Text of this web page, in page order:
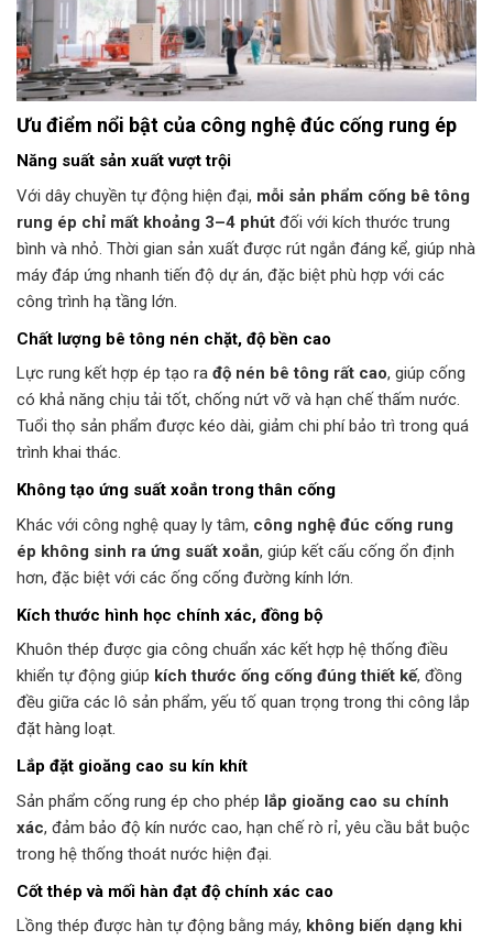
Ưu điểm nổi bật của công nghệ đúc cống rung ép
Năng suất sản xuất vượt trội
Với dây chuyền tự động hiện đại, mỗi sản phẩm cống bê tông
rung ép chỉ mất khoảng 3–4 phút đối với kích thước trung
bình và nhỏ. Thời gian sản xuất được rút ngắn đáng kể, giúp nhà
máy đáp ứng nhanh tiến độ dự án, đặc biệt phù hợp với các
công trình hạ tầng lớn.
Chất lượng bê tông nén chặt, độ bền cao
Lực rung kết hợp ép tạo ra độ nén bê tông rất cao, giúp cống
có khả năng chịu tải tốt, chống nứt vỡ và hạn chế thấm nước.
Tuổi thọ sản phẩm được kéo dài, giảm chi phí bảo trì trong quá
trình khai thác.
Không tạo ứng suất xoắn trong thân cống
Khác với công nghệ quay ly tâm, công nghệ đúc cống rung
ép không sinh ra ứng suất xoắn, giúp kết cấu cống ổn định
hơn, đặc biệt với các ống cống đường kính lớn.
Kích thước hình học chính xác, đồng bộ
Khuôn thép được gia công chuẩn xác kết hợp hệ thống điều
khiển tự động giúp kích thước ống cống đúng thiết kế, đồng
đều giữa các lô sản phẩm, yếu tố quan trọng trong thi công lắp
đặt hàng loạt.
Lắp đặt gioăng cao su kín khít
Sản phẩm cống rung ép cho phép lắp gioăng cao su chính
xác, đảm bảo độ kín nước cao, hạn chế rò rỉ, yêu cầu bắt buộc
trong hệ thống thoát nước hiện đại.
Cốt thép và mối hàn đạt độ chính xác cao
Lồng thép được hàn tự động bằng máy, không biến dạng khi